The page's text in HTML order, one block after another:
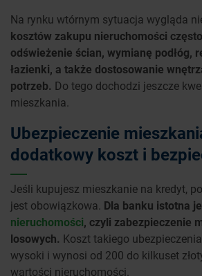
Na rynku wtórnym sytuacja wygląda
kosztów zakupu nieruchomości
odświeżenie ścian, wymianę podłóg,
łazienki, a także dostosowanie
potrzeb. Do tego dochodzi jeszcze
mieszkania.
Ubezpieczenie
dodatkowy koszt i
Jeśli kupujesz mieszkanie na kredyt,
jest obowiązkowa. Dla banku istotna
nieruchomości, czyli zabezpieczenie
losowych. Koszt takiego
wysoki i wynosi od 200 do kilkuset
wartości nieruchomości.